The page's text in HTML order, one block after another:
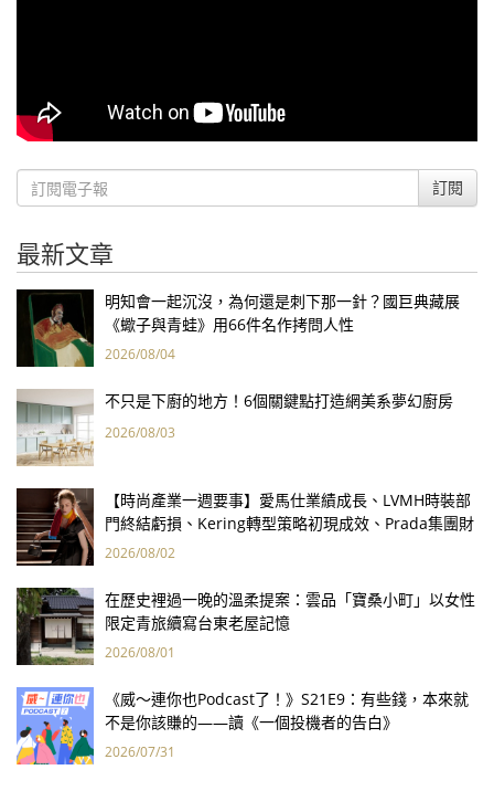
訂閱
最新文章
明知會一起沉沒，為何還是刺下那一針？國巨典藏展
《蠍子與青蛙》用66件名作拷問人性
2026/08/04
不只是下廚的地方！6個關鍵點打造網美系夢幻廚房
2026/08/03
【時尚產業一週要事】愛馬仕業績成長、LVMH時裝部
門終結虧損、Kering轉型策略初現成效、Prada集團財
報亮眼
2026/08/02
在歷史裡過一晚的溫柔提案：雲品「寶桑小町」以女性
限定青旅續寫台東老屋記憶
2026/08/01
《威～連你也Podcast了！》S21E9：有些錢，本來就
不是你該賺的——讀《一個投機者的告白》
2026/07/31